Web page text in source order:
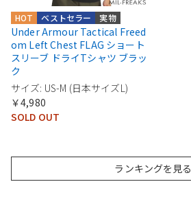
実物
ベストセラー
HOT
Under Armour Tactical Freed
om Left Chest FLAG ショート
スリーブ ドライTシャツ ブラッ
ク
サイズ: US-M (日本サイズL)
￥4,980
SOLD OUT
ランキングを見る